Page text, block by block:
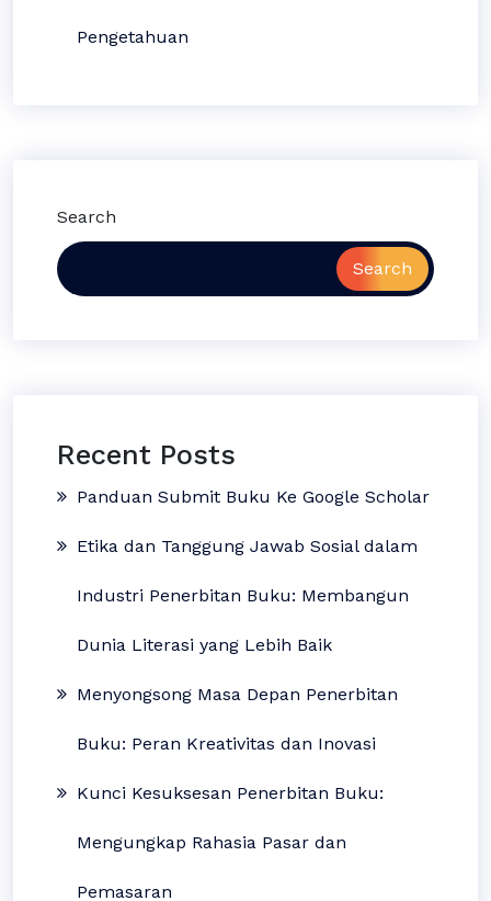
Pengetahuan
Search
Search
Recent Posts
Panduan Submit Buku Ke Google Scholar
Etika dan Tanggung Jawab Sosial dalam
Industri Penerbitan Buku: Membangun
Dunia Literasi yang Lebih Baik
Menyongsong Masa Depan Penerbitan
Buku: Peran Kreativitas dan Inovasi
Kunci Kesuksesan Penerbitan Buku:
Mengungkap Rahasia Pasar dan
Pemasaran